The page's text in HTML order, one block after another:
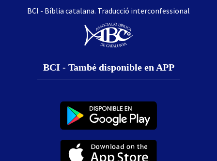
BCI - Bíblia catalana. Traducció interconfessional
BCI - També disponible en APP